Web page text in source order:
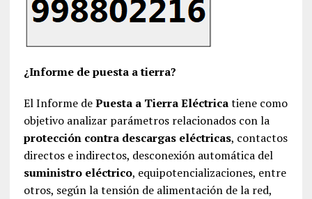
¿Informe de puesta a tierra?
El Informe dePuesta a Tierra Eléctricatiene como
objetivo analizar parámetros relacionados con la
protección contra descargas eléctricas, contactos
directos e indirectos, desconexión automática del
suministro eléctrico, equipotencializaciones, entre
otros, según la tensión de alimentación de la red,